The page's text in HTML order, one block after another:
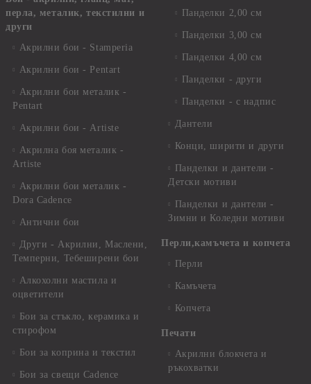
перла, металик, текстилни и
други
Акрилни бои - Stamperia
Акрилни бои - Pentart
Акрилни бои металик -
Pentart
Акрилни бои - Artiste
Акрилна боя металик -
Artiste
Акрилни бои металик -
Dora Cadence
Антични бои
Други - Акрилни, Маслени,
Темперни, Тебеширени бои
Алкохолни мастила и
оцветители
Бои за стъкло, керамика и
стирофом
Бои за коприна и текстил
Бои за свещи Cadence
Панделки 2,00 см
Панделки 3,00 см
Панделки 4,00 см
Панделки - други
Панделки - с надпис
Дантели
Конци, ширити и други
Панделки и дантели -
Детски мотиви
Панделки и дантели -
Зимни и Коледни мотиви
Перли,камъчета и копчета
Перли
Камъчета
Копчета
Печати
Акрилни блокчета и
ръкохватки